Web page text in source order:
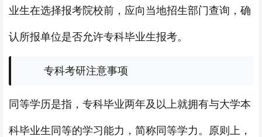
业生在选择报考院校前，应向当地招生部门查询，确
认所报单位是否允许专科毕业生报考。
专科考研注意事项
同等学历是指，专科毕业两年及以上就拥有与大学本
科毕业生同等的学习能力，简称同等学力。原则上，